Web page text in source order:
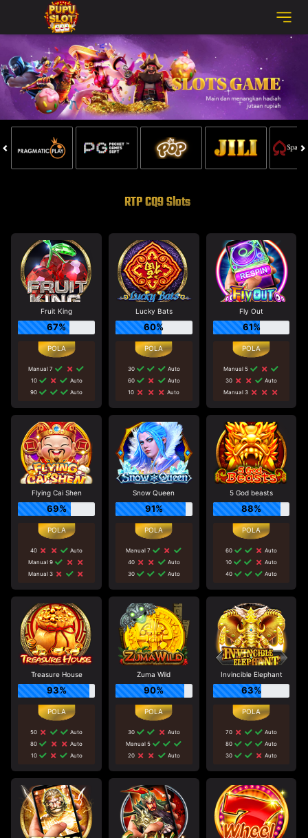
RTP CQ9 Slots
Fruit King
67%
Manual 7
10
Auto
90
Auto
Lucky Bats
60%
30
Auto
60
Auto
10
Auto
Fly Out
61%
Manual 5
30
Auto
Manual 3
Flying Cai Shen
69%
40
Auto
Manual 9
Manual 3
Snow Queen
91%
Manual 7
40
Auto
30
Auto
5 God beasts
88%
60
Auto
10
Auto
40
Auto
Treasure House
93%
50
Auto
80
Auto
10
Auto
Zuma Wild
90%
30
Auto
Manual 5
20
Auto
Invincible Elephant
63%
70
Auto
80
Auto
30
Auto